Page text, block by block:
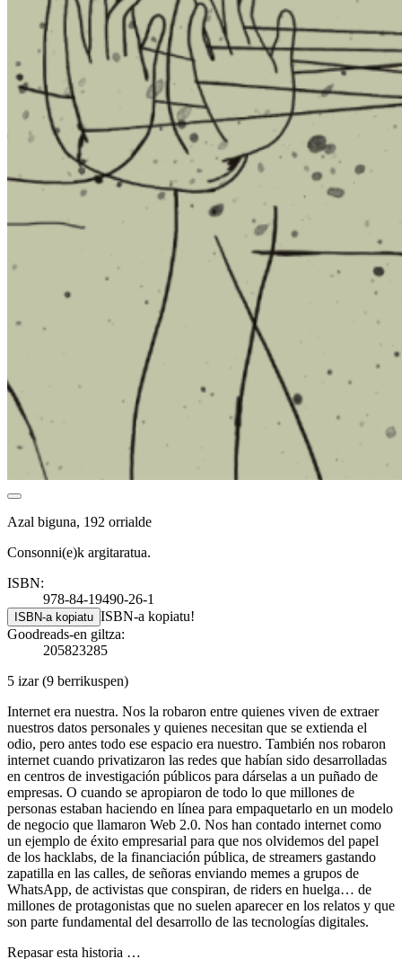
Azal biguna, 192 orrialde
Consonni(e)k argitaratua.
ISBN:
978-84-19490-26-1
ISBN-a kopiatu ISBN-a kopiatu!
Goodreads-en giltza:
205823285
5 izar(9 berrikuspen)
Internet era nuestra. Nos la robaron entre quienes viven de extraer
nuestros datos personales y quienes necesitan que se extienda el
odio, pero antes todo ese espacio era nuestro. También nos robaron
internet cuando privatizaron las redes que habían sido desarrolladas
en centros de investigación públicos para dárselas a un puñado de
empresas. O cuando se apropiaron de todo lo que millones de
personas estaban haciendo en línea para empaquetarlo en un modelo
de negocio que llamaron Web 2.0. Nos han contado internet como
un ejemplo de éxito empresarial para que nos olvidemos del papel
de los hacklabs, de la financiación pública, de streamers gastando
zapatilla en las calles, de señoras enviando memes a grupos de
WhatsApp, de activistas que conspiran, de riders en huelga… de
millones de protagonistas que no suelen aparecer en los relatos y que
son parte fundamental del desarrollo de las tecnologías digitales.
Repasar esta historia …